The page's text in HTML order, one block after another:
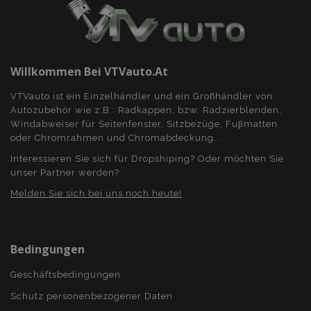
Willkommen Bei VTVauto.at
VTVauto ist ein Einzelhändler und ein Großhändler von
Autozubehör wie z.B.: Radkappen, bzw. Radzierblenden,
Windabweiser für Seitenfenster, Sitzbezüge, Fuβmatten
oder Chromrahmen und Chromabdeckung...
Interessieren Sie sich für Dropshiping? Oder möchten Sie
unser Partner werden?
Melden Sie sich bei uns noch heute!
Bedingungen
Geschäftsbedingungen
Schutz personenbezogener Daten
PHPSESSID
PHP.net